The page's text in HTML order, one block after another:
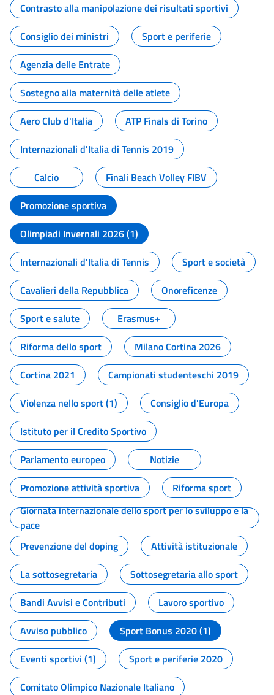
Contrasto alla manipolazione dei risultati sportivi
Consiglio dei ministri
Sport e periferie
Agenzia delle Entrate
Sostegno alla maternità delle atlete
Aero Club d'Italia
ATP Finals di Torino
Internazionali d'Italia di Tennis 2019
Calcio
Finali Beach Volley FIBV
Promozione sportiva
Olimpiadi Invernali 2026 (1)
Internazionali d'Italia di Tennis
Sport e società
Cavalieri della Repubblica
Onoreficenze
Sport e salute
Erasmus+
Riforma dello sport
Milano Cortina 2026
Cortina 2021
Campionati studenteschi 2019
Violenza nello sport (1)
Consiglio d'Europa
Istituto per il Credito Sportivo
Parlamento europeo
Notizie
Promozione attività sportiva
Riforma sport
Giornata internazionale dello sport per lo sviluppo e la
pace
Prevenzione del doping
Attività istituzionale
La sottosegretaria
Sottosegretaria allo sport
Bandi Avvisi e Contributi
Lavoro sportivo
Avviso pubblico
Sport Bonus 2020 (1)
Eventi sportivi (1)
Sport e periferie 2020
Comitato Olimpico Nazionale Italiano